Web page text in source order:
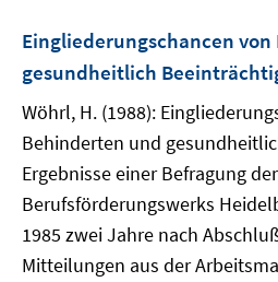
Eingliederungschancen
gesundheitlich
Wöhrl, H. (1988):
Behinderten und
Ergebnisse einer Befragung
Berufsförderungswerks
1985 zwei Jahre nach
Mitteilungen aus der